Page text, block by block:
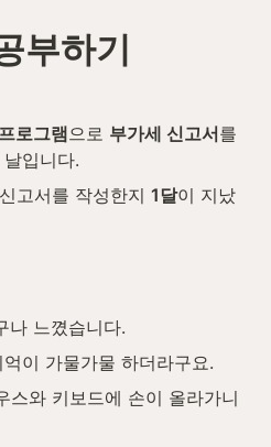
부하기
로그램으로 부가세 신고서를
입니다.
고서를 작성한지 1달이 지났
나 느꼈습니다.
이 가물가물 하더라구요.